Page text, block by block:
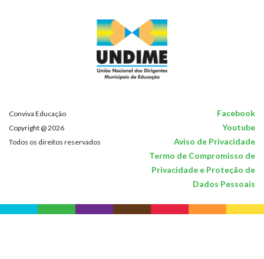
Conviva Educação Facebook
Copyright @ 2026 Youtube
Todos os direitos reservados
Aviso de Privacidade
Termo de Compromisso de
Privacidade e Proteção de
Dados Pessoais